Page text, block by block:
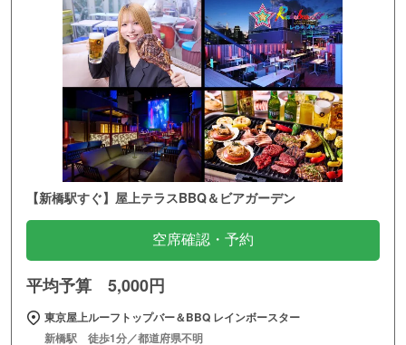
【新橋駅すぐ】屋上テラスBBQ＆ビアガーデン
空席確認・予約
平均予算 5,000円
東京屋上ルーフトップバー＆BBQ レインボースター
新橋駅 徒歩1分／都道府県不明